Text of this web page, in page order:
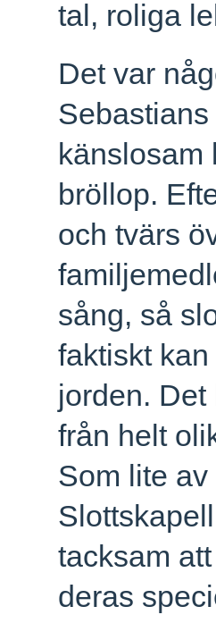
tal, roliga
Det var
känslosam
bröllop.
och tvärs
sång, så
faktiskt
jorden.
från helt
Som lite
tacksam
deras